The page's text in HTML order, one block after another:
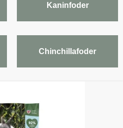
Kaninfoder
Chinchillafoder